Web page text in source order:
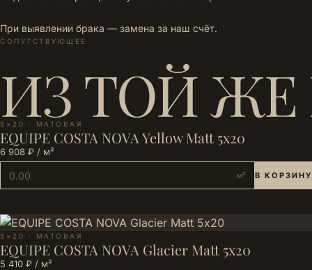
При выявлении брака — замена за наш счёт.
СОПУТСТВУЮЩЕЕ
ИЗ ТОЙ ЖЕ
5×20 · МАТОВАЯ
EQUIPE COSTA NOVA Yellow Matt 5х20
6 908 ₽ / м²
м² В КОРЗИНУ
5×20 · МАТОВАЯ
EQUIPE COSTA NOVA Glacier Matt 5х20
5 410 ₽ / м²